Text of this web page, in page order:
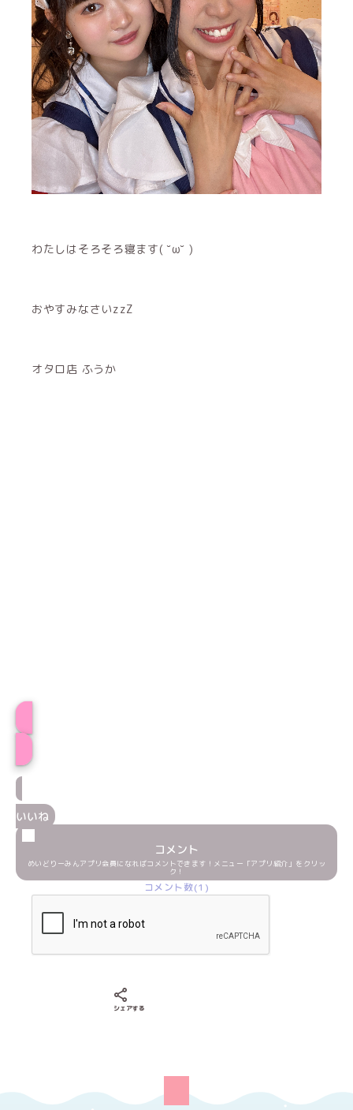
わたしはそろそろ寝ます( ˘ω˘ )
おやすみなさいzzZ
オタロ店 ふうか
いいね
コメント
めいどりーみんアプリ会員になればコメントできます！メニュー「アプリ紹介」をクリッ
ク！
コメント数(1)
シェアする